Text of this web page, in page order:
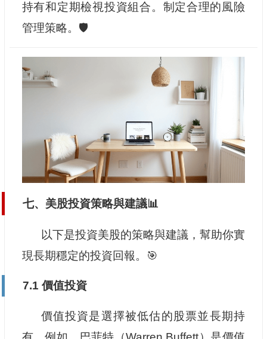
持有和定期檢視投資組合。制定合理的風險
管理策略。🛡️
七、美股投資策略與建議📊
以下是投資美股的策略與建議，幫助你實
現長期穩定的投資回報。🎯
7.1 價值投資
價值投資是選擇被低估的股票並長期持